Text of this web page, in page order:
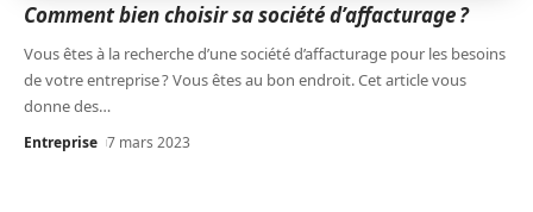
Comment bien choisir sa société d’affacturage ?
Vous êtes à la recherche d’une société d’affacturage pour les besoins
de votre entreprise ? Vous êtes au bon endroit. Cet article vous
donne des…
Entreprise 7 mars 2023